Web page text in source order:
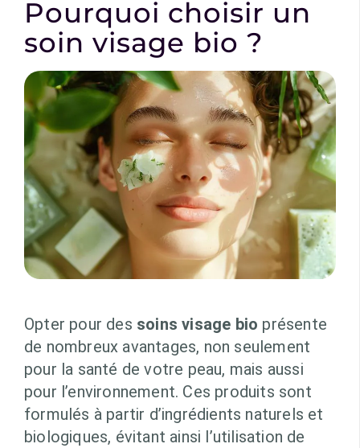
Pourquoi choisir un
soin visage bio ?
Opter pour des soins visage bio présente
de nombreux avantages, non seulement
pour la santé de votre peau, mais aussi
pour l’environnement. Ces produits sont
formulés à partir d’ingrédients naturels et
biologiques, évitant ainsi l’utilisation de